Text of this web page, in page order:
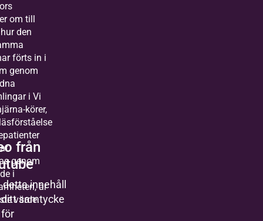
om till
den
förts in i
genom
i Vi
körer,
genom
i
är
värde.
från
detta innehåll
samtycke
för